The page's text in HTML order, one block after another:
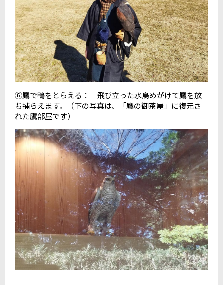
⑥鷹で鴨をとらえる： 飛び立った水鳥めがけて鷹を放
ち捕らえます。（下の写真は、「鷹の御茶屋」に復元さ
れた鷹部屋です）